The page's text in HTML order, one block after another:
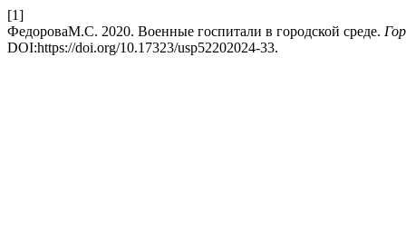
[1]
ФедороваМ.С. 2020. Военные госпитали в городской среде.
DOI:https://doi.org/10.17323/usp52202024-33.